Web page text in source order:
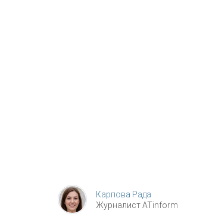
Карпова Рада
Журналист ATinform